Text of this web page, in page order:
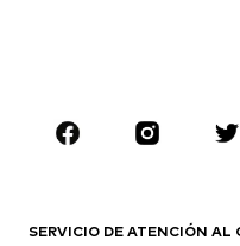
ROPA
Camisetas
SERVICIO DE ATENCIÓN AL